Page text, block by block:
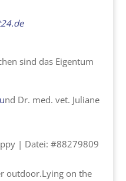
sind das Eigentum
nd Dr. med. vet. Juliane
| Datei: #88279809
outdoor.Lying on the